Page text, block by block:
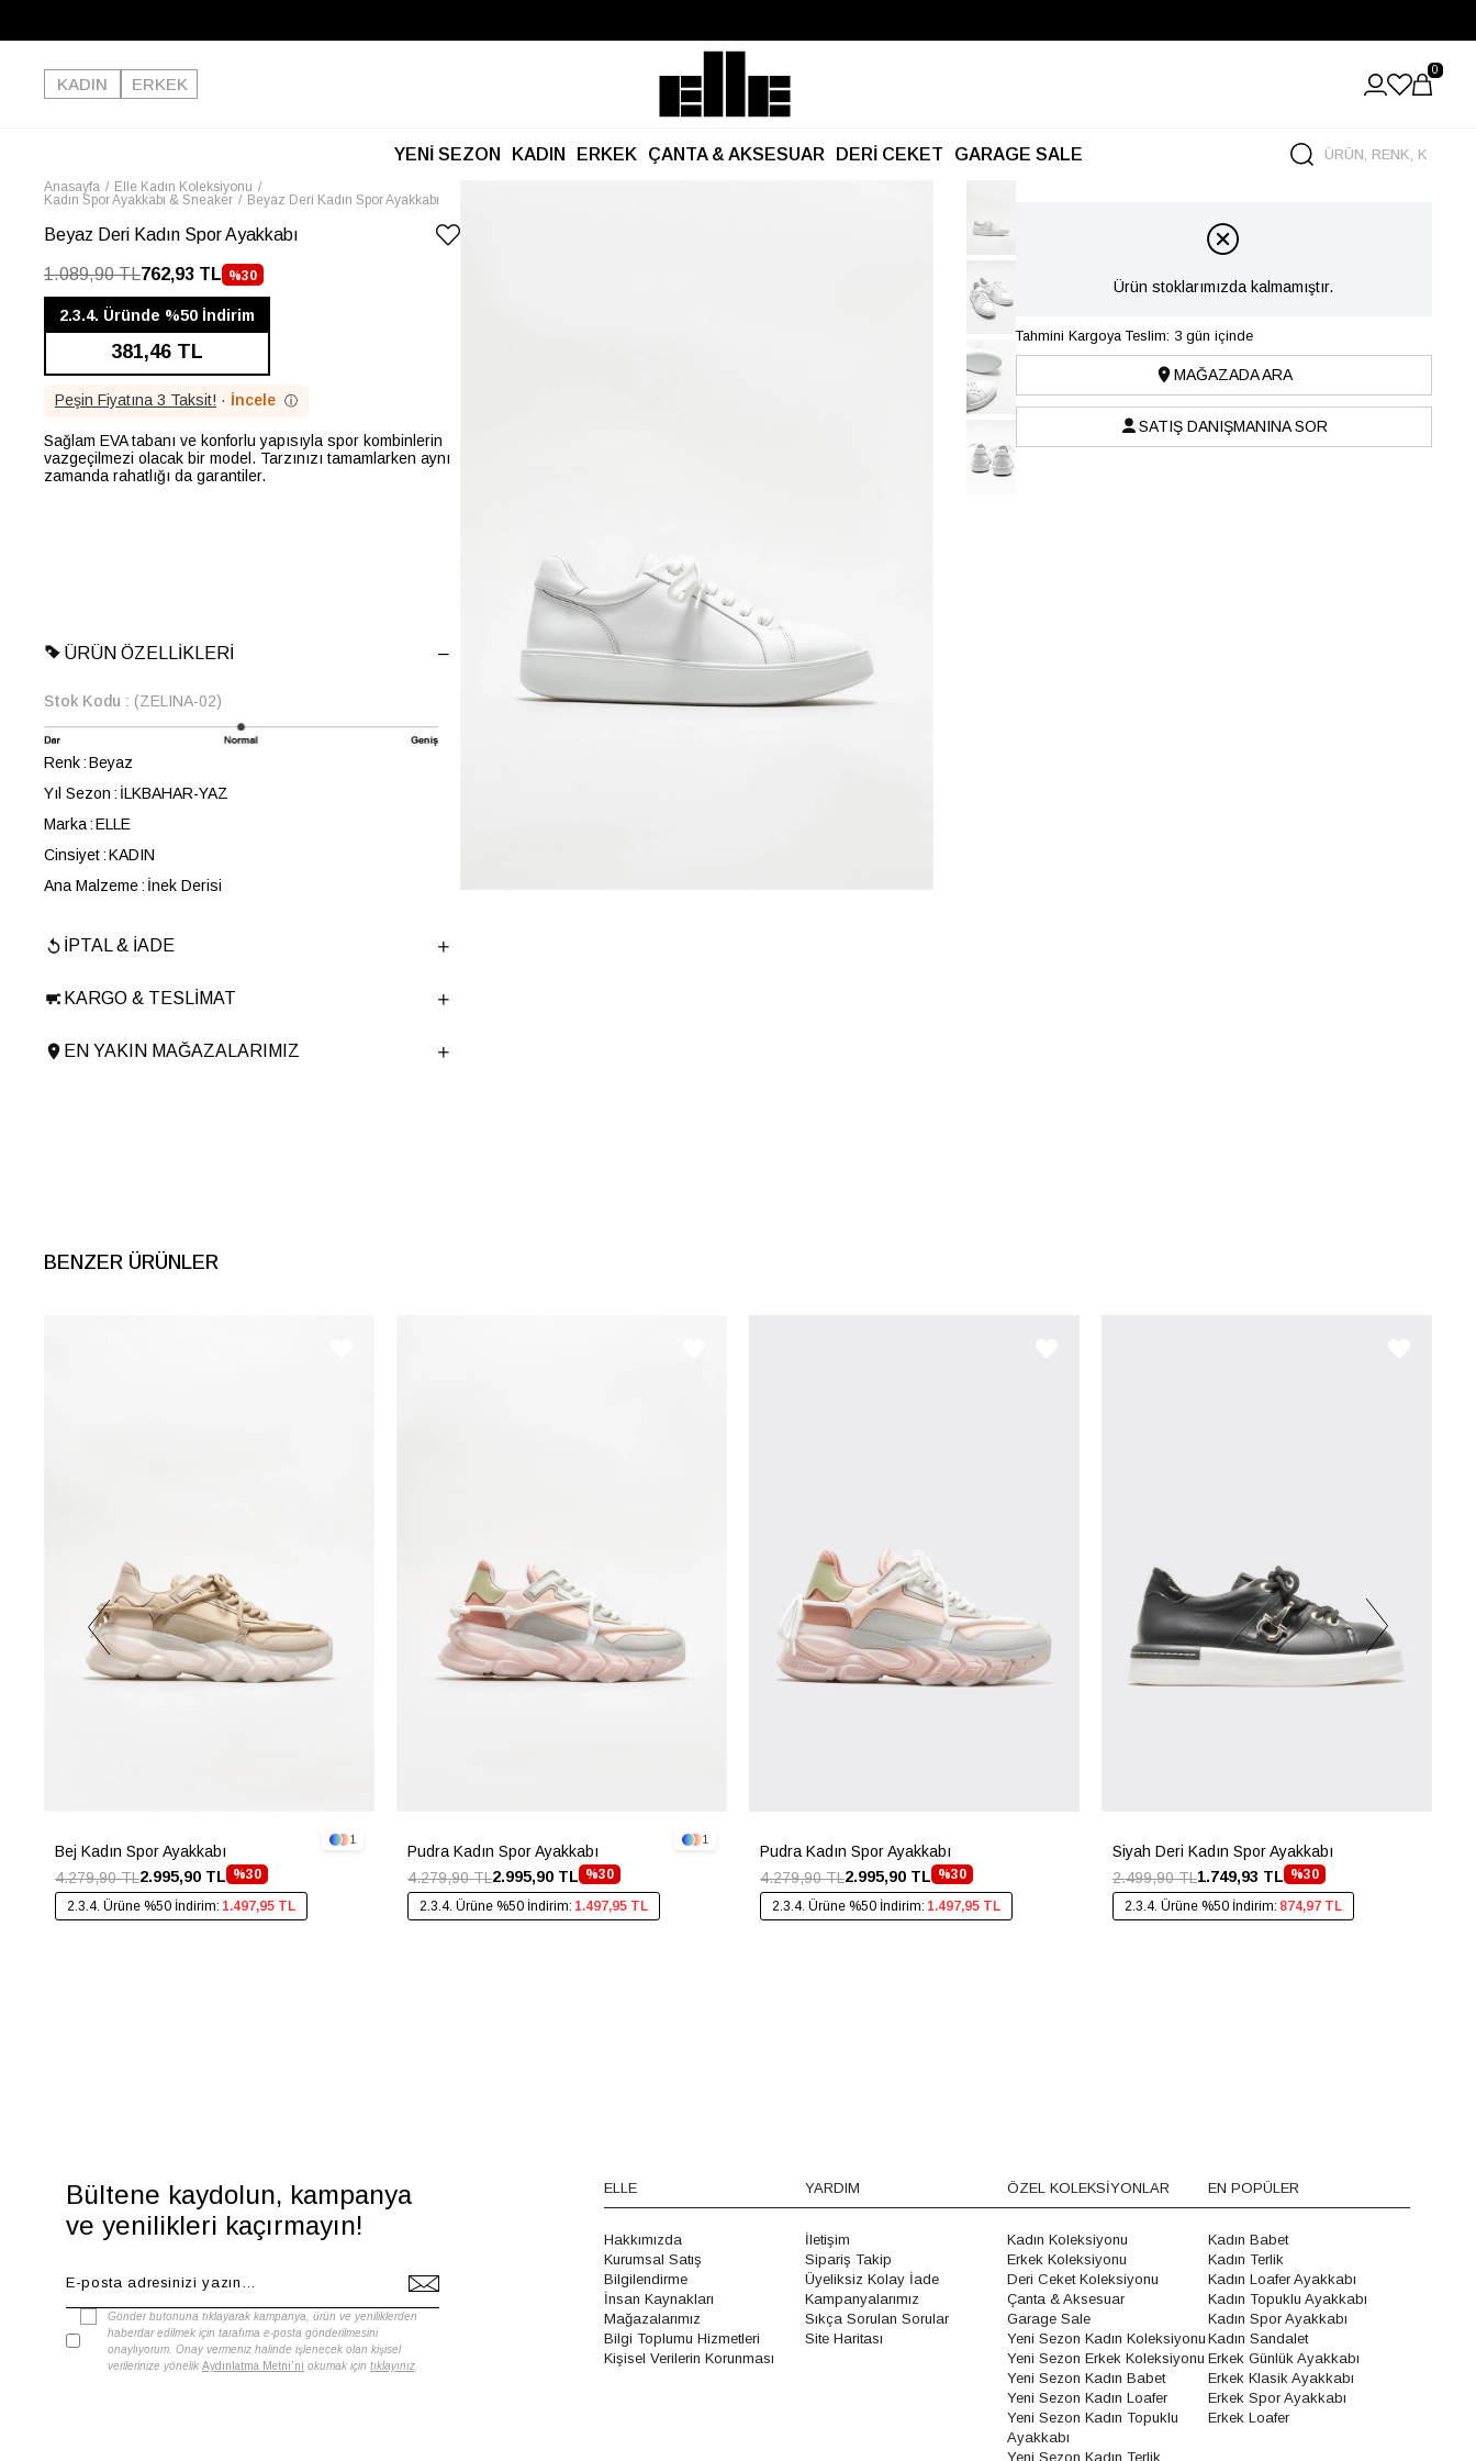
Kargo Ücretsiz!
KADIN
ERKEK
0
YENİ SEZON KADIN ERKEK ÇANTA & AKSESUAR DERİ CEKET GARAGE SALE
Anasayfa
Elle Kadın Koleksiyonu
Kadın Spor Ayakkabı & Sneaker
Beyaz Deri Kadın Spor Ayakkabı
Beyaz Deri Kadın Spor Ayakkabı
1.089,90 TL762,93 TL %30
İNDIRIM
2.3.4. Üründe %50 İndirim
381,46 TL
Peşin Fiyatına 3 Taksit! · İncele ⓘ
Sağlam EVA tabanı ve konforlu yapısıyla spor kombinlerin
vazgeçilmezi olacak bir model. Tarzınızı tamamlarken aynı
zamanda rahatlığı da garantiler.
ÜRÜN ÖZELLIKLERI
Stok Kodu (ZELINA-02)
Renk Beyaz
Yıl Sezon
İLKBAHAR-YAZ
Marka ELLE
Cinsiyet KADIN
Ana Malzeme İnek Derisi
Topuk Boyu
3 cm
Ürün Cinsi
Havuz
Taban Yüksekliği
3 cm
İPTAL & İADE
KARGO & TESLIMAT
EN YAKIN MAĞAZALARIMIZ
Ürün stoklarımızda kalmamıştır.
Tahmini Kargoya Teslim: 3 gün içinde
MAĞAZADA ARA
SATIŞ DANIŞMANINA SOR
BENZER ÜRÜNLER
Bej Kadın Spor Ayakkabı
%30
2.995,90 TL
4.279,90 TL
2.3.4. Ürüne %50 İndirim: 1.497,95 TL
1
Pudra Kadın Spor Ayakkabı
%30
2.995,90 TL
4.279,90 TL
2.3.4. Ürüne %50 İndirim: 1.497,95 TL
1
Pudra Kadın Spor Ayakkabı
%30
2.995,90 TL
4.279,90 TL
2.3.4. Ürüne %50 İndirim: 1.497,95 TL
Siyah Deri Kadın Spor Ayakkabı
%30
1.749,93 TL
2.499,90 TL
2.3.4. Ürüne %50 İndirim: 874,97 TL
Bültene kaydolun, kampanya
ve yenilikleri kaçırmayın!
Gönder butonuna tıklayarak kampanya, ürün ve yeniliklerden
haberdar edilmek için tarafıma e-posta gönderilmesini
onaylıyorum. Onay vermeniz halinde işlenecek olan kişisel
verilerinize yönelik Aydınlatma Metni'ni okumak için tıklayınız
ELLE
Hakkımızda
Kurumsal Satış
Bilgilendirme
İnsan Kaynakları
Mağazalarımız
Bilgi Toplumu Hizmetleri
Kişisel Verilerin Korunması
YARDIM
İletişim
Sipariş Takip
Üyeliksiz Kolay İade
Kampanyalarımız
Sıkça Sorulan Sorular
Site Haritası
ÖZEL KOLEKSİYONLAR
Kadın Koleksiyonu
Erkek Koleksiyonu
Deri Ceket Koleksiyonu
Çanta & Aksesuar
Garage Sale
Yeni Sezon Kadın Koleksiyonu
Yeni Sezon Erkek Koleksiyonu
Yeni Sezon Kadın Babet
Yeni Sezon Kadın Loafer
Yeni Sezon Kadın Topuklu
Ayakkabı
Yeni Sezon Kadın Terlik
EN POPÜLER
Kadın Babet
Kadın Terlik
Kadın Loafer Ayakkabı
Kadın Topuklu Ayakkabı
Kadın Spor Ayakkabı
Kadın Sandalet
Erkek Günlük Ayakkabı
Erkek Klasik Ayakkabı
Erkek Spor Ayakkabı
Erkek Loafer